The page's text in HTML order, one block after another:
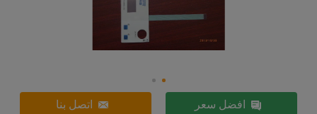
افضل سعر اتصل بنا